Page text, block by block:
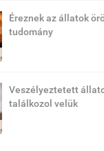
Éreznek az állatok
tudomány
Veszélyeztetett
találkozol velük